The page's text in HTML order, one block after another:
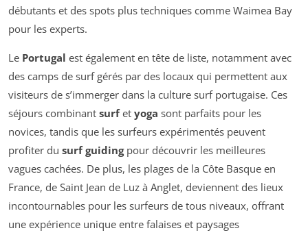
débutants et des spots plus techniques comme Waimea Bay
pour les experts.
Le Portugal est également en tête de liste, notamment avec
des camps de surf gérés par des locaux qui permettent aux
visiteurs de s’immerger dans la culture surf portugaise. Ces
séjours combinant surfet yoga sont parfaits pour les
novices, tandis que les surfeurs expérimentés peuvent
profiter du surf guidingpour découvrir les meilleures
vagues cachées. De plus, les plages de la Côte Basque en
France, de Saint Jean de Luz à Anglet, deviennent des lieux
incontournables pour les surfeurs de tous niveaux, offrant
une expérience unique entre falaises et paysages